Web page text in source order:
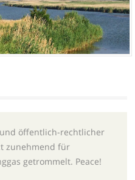
öffentlich-rechtlicher
zunehmend für
getrommelt. Peace!